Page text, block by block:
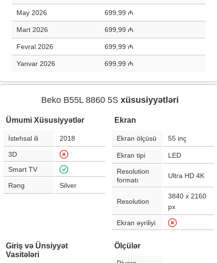
May 2026 699,99 ₼
Mart 2026 699,99 ₼
Fevral 2026 699,99 ₼
Yanvar 2026 699,99 ₼
Beko B55L 8860 5S xüsusiyyətləri
Ümumi Xüsusiyyətlər
İstehsal ili 2018
3D
Smart TV
Rəng Silver
Ekran
Ekran ölçüsü 55 inç
Ekran tipi LED
Resolution
formatı
Ultra HD 4K
Resolution
3840 x 2160
px
Ekran əyriliyi
Giriş və Ünsiyyət
Vasitələri
Ölçülər